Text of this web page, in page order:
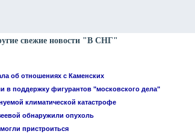
свежие новости "В СНГ"
об отношениях с Каменских
в поддержку фигурантов "московского дела"
климатической катастрофе
обнаружили опухоль
пристроиться